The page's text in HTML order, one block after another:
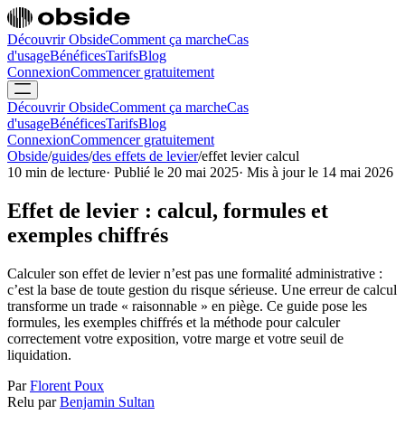
Découvrir ObsideComment ça marcheCas
d'usageBénéficesTarifsBlog
ConnexionCommencer gratuitement
Découvrir ObsideComment ça marcheCas
d'usageBénéficesTarifsBlog
ConnexionCommencer gratuitement
Obside/guides/des effets de levier/effet levier calcul
10 min de lecture· Publié le 20 mai 2025· Mis à jour le 14 mai 2026
Effet de levier : calcul, formules et
exemples chiffrés
Calculer son effet de levier n’est pas une formalité administrative :
c’est la base de toute gestion du risque sérieuse. Une erreur de calcul
transforme un trade « raisonnable » en piège. Ce guide pose les
formules, les exemples chiffrés et la méthode pour calculer
correctement votre exposition, votre marge et votre seuil de
liquidation.
Par Florent Poux
Relu par Benjamin Sultan